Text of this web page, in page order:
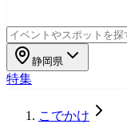
静岡県
特集
こでかけ